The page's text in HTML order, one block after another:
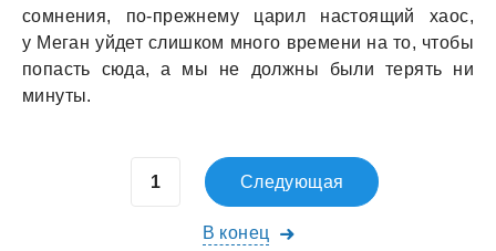
сомнения, по-прежнему царил настоящий хаос,
у Меган уйдет слишком много времени на то, чтобы
попасть сюда, а мы не должны были терять ни
минуты.
Следующая
В конец